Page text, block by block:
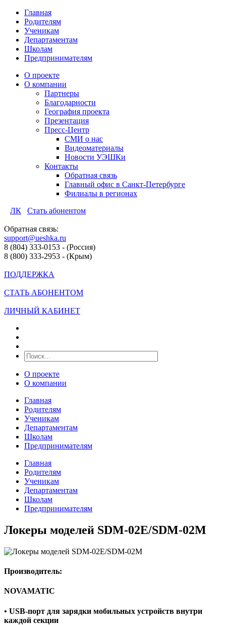
Главная
Родителям
Ученикам
Департаментам
Школам
Предпринимателям
О проекте
О компании
Партнеры
Благодарности
География проекта
Презентация
Пресс-Центр
СМИ о нас
Видеоматериалы
Новости УЭШКи
Контакты
Обратная связь
Главный офис в Санкт-Петербурге
Филиалы в регионах
ЛК
Стать абонентом
Обратная связь:
support@ueshka.ru
8 (804) 333-0153 - (Россия)
8 (800) 333-2953 - (Крым)
ПОДДЕРЖКА
СТАТЬ АБОНЕНТОМ
ЛИЧНЫЙ КАБИНЕТ
О проекте
О компании
Главная
Родителям
Ученикам
Департаментам
Школам
Предпринимателям
Главная
Родителям
Ученикам
Департаментам
Школам
Предпринимателям
Локеры моделей SDM-02E/SDM-02M
Производитель:
NOVAMATIC
• USB-порт для зарядки мобильных устройств внутри
каждой секции